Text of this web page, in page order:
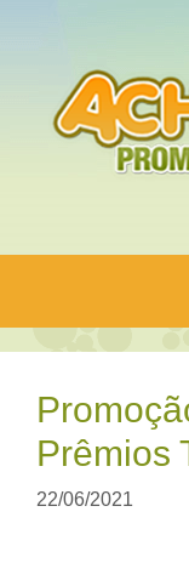
conteúdo
Prêmios
22/06/2021